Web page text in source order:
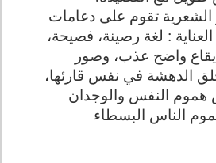
تقوم على دعامات
: لغة رصينة، فصيحة،
واضح عذب، وصور
الدهشة في نفس قارئها،
النفس والوجدان
الناس البسطاء